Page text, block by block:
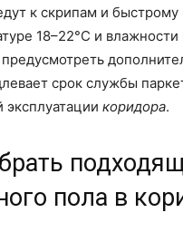
к скрипам и
18–22°C и
срок службы
эксплуатации коридора.
пола в